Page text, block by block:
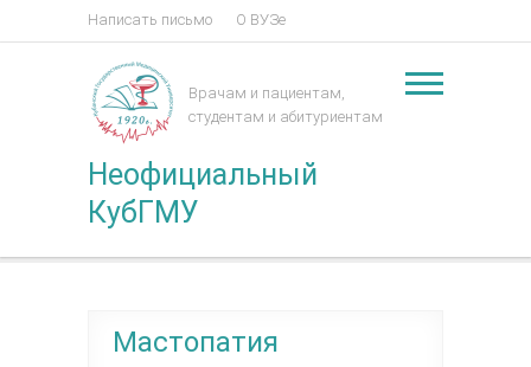
Написать письмо О ВУЗе
Неофициальный
КубГМУ
Врачам и пациентам,
студентам и абитуриентам
Мастопатия